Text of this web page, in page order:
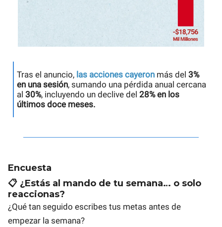
Tras el anuncio, las acciones cayeron más del 3%
en una sesión, sumando una pérdida anual cercana
al 30%, incluyendo un declive del 28% en los
últimos doce meses.
Encuesta
📋 ¿Estás al mando de tu semana… o solo
reaccionas?
¿Qué tan seguido escribes tus metas antes de
empezar la semana?